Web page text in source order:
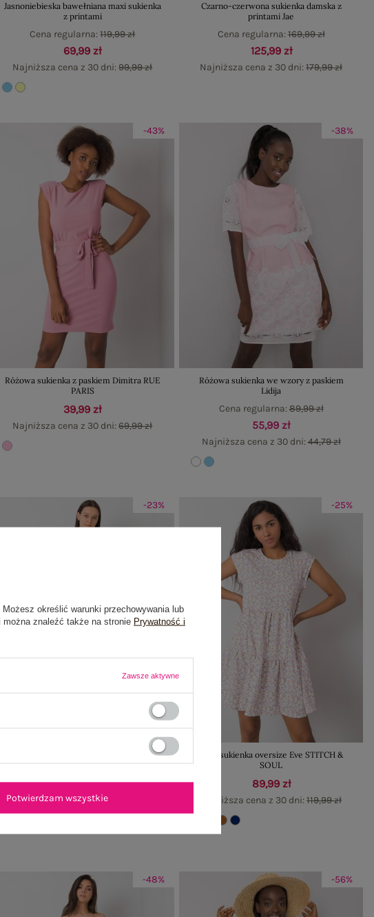
Jasnoniebieska bawełniana maxi sukienka
z printami
69,99 zł
Najniższa cena z 30 dni:99,99 zł
Cena regularna:119,99 zł
Czarno-czerwona sukienka damska z
printami Jae
125,99 zł
Najniższa cena z 30 dni:179,99 zł
Cena regularna:169,99 zł
-43%
Różowa sukienka z paskiem Dimitra RUE
PARIS
39,99 zł
Najniższa cena z 30 dni:69,99 zł
-38%
Różowa sukienka we wzory z paskiem
Lidija
55,99 zł
Najniższa cena z 30 dni:44,79 zł
Cena regularna:89,99 zł
-23%
Najniższa cena z 30 dni:
-25%
Biała sukienka oversize Eve STITCH &
SOUL
89,99 zł
Najniższa cena z 30 dni:119,99 zł
-48% -56%
. Możesz określić warunki przechowywania lub
można znaleźć także na stronie Prywatność i
Zawsze aktywne
Potwierdzam wszystkie